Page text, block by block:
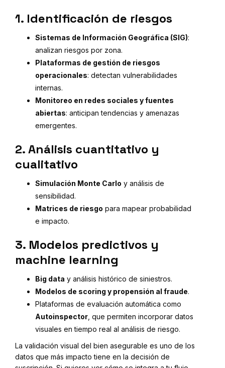
1. Identificación de riesgos
Sistemas de Información Geográfica (SIG):
analizan riesgos por zona.
Plataformas de gestión de riesgos
operacionales: detectan vulnerabilidades
internas.
Monitoreo en redes sociales y fuentes
abiertas: anticipan tendencias y amenazas
emergentes.
2. Análisis cuantitativo y
cualitativo
Simulación Monte Carlo y análisis de
sensibilidad.
Matrices de riesgo para mapear probabilidad
e impacto.
3. Modelos predictivos y
machine learning
Big data y análisis histórico de siniestros.
Modelos de scoring y propensión al fraude.
Plataformas de evaluación automática como
Autoinspector , que permiten incorporar datos
visuales en tiempo real al análisis de riesgo.
La validación visual del bien asegurable es uno de los
datos que más impacto tiene en la decisión de